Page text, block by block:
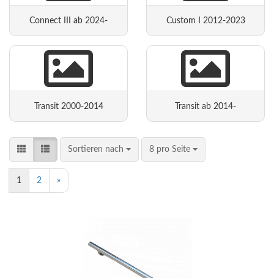
Connect III ab 2024- Custom I 2012-2023
Transit 2000-2014 Transit ab 2014-
Sortieren nach 8 pro Seite
1 2 »